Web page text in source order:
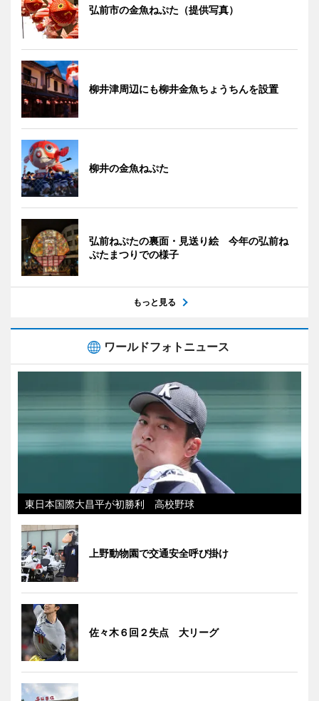
弘前市の金魚ねぷた（提供写真）
柳井津周辺にも柳井金魚ちょうちんを設置
柳井の金魚ねぷた
弘前ねぷたの裏面・見送り絵 今年の弘前ね
ぷたまつりでの様子
もっと見る
ワールドフォトニュース
東日本国際大昌平が初勝利 高校野球
上野動物園で交通安全呼び掛け
佐々木６回２失点 大リーグ